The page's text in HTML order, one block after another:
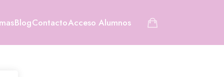
BlogContactoAcceso Alumnos